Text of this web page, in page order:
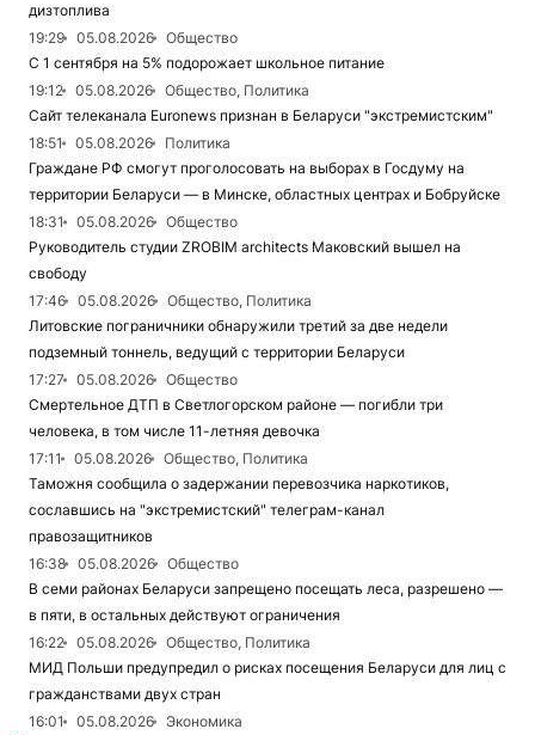
дизтоплива
19:29
05.08.2026
Общество
С 1 сентября на 5% подорожает школьное питание
19:12
05.08.2026
Общество, Политика
Сайт телеканала Euronews признан в Беларуси "экстремистским"
18:51
05.08.2026
Политика
Граждане РФ смогут проголосовать на выборах в Госдуму на
территории Беларуси — в Минске, областных центрах и Бобруйске
18:31
05.08.2026
Общество
Руководитель студии ZROBIM architects Маковский вышел на
свободу
17:46
05.08.2026
Общество, Политика
Литовские пограничники обнаружили третий за две недели
подземный тоннель, ведущий с территории Беларуси
17:27
05.08.2026
Общество
Смертельное ДТП в Светлогорском районе — погибли три
человека, в том числе 11-летняя девочка
17:11
05.08.2026
Общество, Политика
Таможня сообщила о задержании перевозчика наркотиков,
сославшись на "экстремистский" телеграм-канал
правозащитников
16:38
05.08.2026
Общество
В семи районах Беларуси запрещено посещать леса, разрешено —
в пяти, в остальных действуют ограничения
16:22
05.08.2026
Общество, Политика
МИД Польши предупредил о рисках посещения Беларуси для лиц с
гражданствами двух стран
16:01
05.08.2026
Экономика